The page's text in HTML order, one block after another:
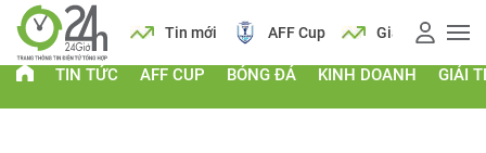
Lịch Tin mới AFF Cup Giá vàng
TIN TỨC AFF CUP BÓNG ĐÁ KINH DOANH GIẢI